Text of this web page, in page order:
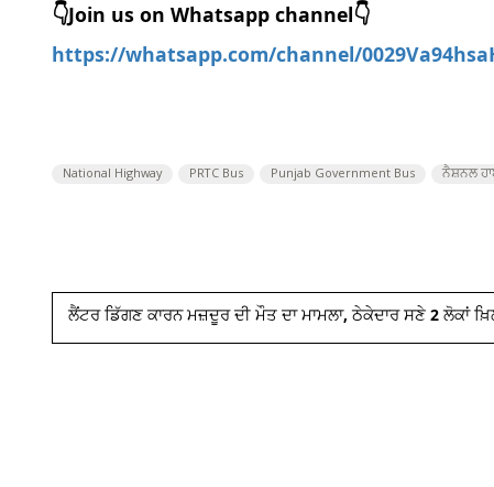
👇Join us on Whatsapp channel👇
https://whatsapp.com/channel/
National Highway PRTC Bus Punjab Government Bus ਨੈਸ਼ਨਲ
ਲੈਂਟਰ ਡਿੱਗਣ ਕਾਰਨ ਮਜ਼ਦੂਰ ਦੀ ਮੌਤ ਦਾ ਮਾਮਲਾ, ਠੇਕੇਦਾਰ ਸਣੇ 2 ਲੋਕਾਂ